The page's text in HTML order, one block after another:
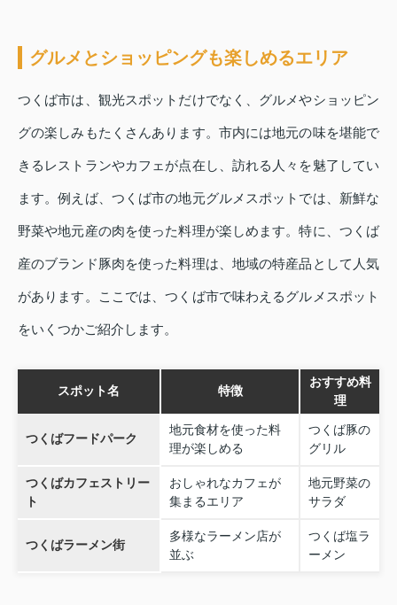
グルメとショッピングも楽しめるエリア
つくば市は、観光スポットだけでなく、グルメやショッピン
グの楽しみもたくさんあります。市内には地元の味を堪能で
きるレストランやカフェが点在し、訪れる人々を魅了してい
ます。例えば、つくば市の地元グルメスポットでは、新鮮な
野菜や地元産の肉を使った料理が楽しめます。特に、つくば
産のブランド豚肉を使った料理は、地域の特産品として人気
があります。ここでは、つくば市で味わえるグルメスポット
をいくつかご紹介します。
スポット名 特徴
おすすめ料
理
つくばフードパーク
地元食材を使った料
理が楽しめる
つくば豚の
グリル
つくばカフェストリー
ト
おしゃれなカフェが
集まるエリア
地元野菜の
サラダ
つくばラーメン街
多様なラーメン店が
並ぶ
つくば塩ラ
ーメン